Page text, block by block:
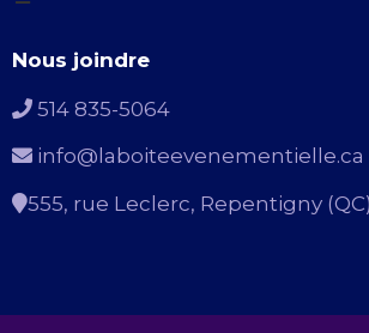
Nous joindre
514 835-5064
info@laboiteevenementielle.ca
555, rue Leclerc, Repentigny